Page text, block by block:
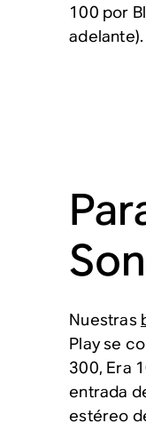
100 por
adelante).
Nuestras
Play se
300, Era
entrada
estéreo